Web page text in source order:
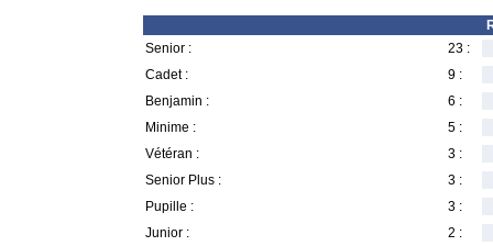
Senior :
23 :
Cadet :
9 :
Benjamin :
6 :
Minime :
5 :
Vétéran :
3 :
Senior Plus :
3 :
Pupille :
3 :
Junior :
2 :